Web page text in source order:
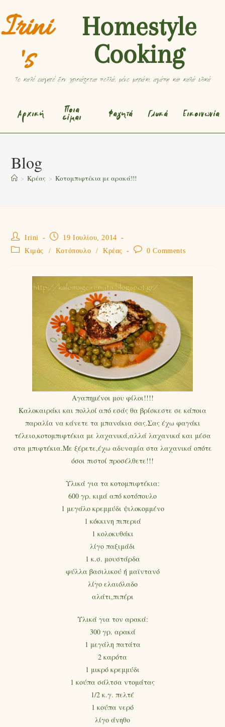
Irini
's
Homestyle
Cooking
Το καλό φαγητό δεν χρειάζεται πολλά, μόνο μεράκι, αγάπη και καλά υλικά
Αρχική
Ποια
είμαι
Φαγητά Γλυκά Εικοινωνία
Blog
> Κρέας > Κοτομπιφτέκια με αρακά!!!
Irini
19 Ιουλίου, 2014
Κιμάς
/ Κοτόπουλο / Κρέας 0 Comments
Αγαπημένοι μου φίλοι!!!!
Καλοκαιράκι και πολλοί από εσάς θα βρίσκεστε σε κάποια
παραλία να κάνετε τα μπανάκια σας.Σας έχω φαγάκι
τέλειο,κοτομπιφτέκια με λαχανικά,αλλά λαχανικά και μέσα
στα μπιφτέκια.Με ξέρετε,έχω αδυναμία στα λαχανικά οπότε
όσοι πιστοί προσέλθετε!!!
Υλικά για τα κοτομπιφτέκια:
600 γρ. κιμά από κοτόπουλο
1 μεγάλο κρεμμύδι ψιλοκομμένο
1 κόκκινη πιπεριά
1 κολοκυθάκι
λίγο παξιμάδι
1 κ.σ. μουστάρδα
φύλλα βασιλικού ή μαϊντανό
λίγο ελαιόλαδο
αλάτι,πιπέρι
Υλικά για τον αρακά:
300 γρ. αρακά
1 μεγάλη πατάτα
2 καρότα
1 μικρό κρεμμύδι
1 κούπα σάλτσα ντομάτας
1/2 κ.γ. πελτέ
1 κούπα νερό
λίγο άνηθο